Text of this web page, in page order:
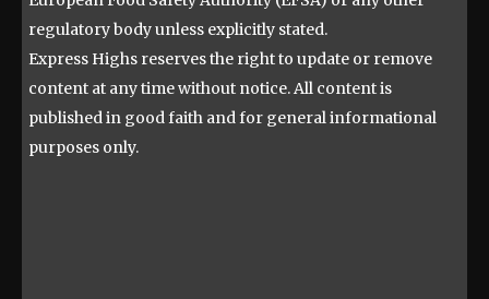
regulatory body unless explicitly stated.
Express Highs reserves the right to update or remove
content at any time without notice. All content is
published in good faith and for general informational
purposes only.